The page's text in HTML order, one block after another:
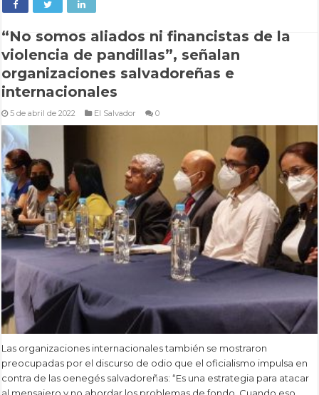
“No somos aliados ni financistas de la
violencia de pandillas”, señalan
organizaciones salvadoreñas e
internacionales
5 de abril de 2022 El Salvador 0
Las organizaciones internacionales también se mostraron
preocupadas por el discurso de odio que el oficialismo impulsa en
contra de las oenegés salvadoreñas: “Es una estrategia para atacar